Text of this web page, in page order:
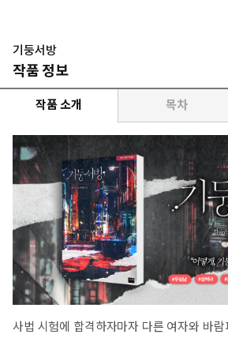
고수위 로맨스가 보고 싶을 때!
*공감 글귀: “어떻게, 기둥서방이라도 두게?”
기둥서방
작품 정보
작품 소개 목차
사법 시험에 합격하자마자 다른 여자와 바